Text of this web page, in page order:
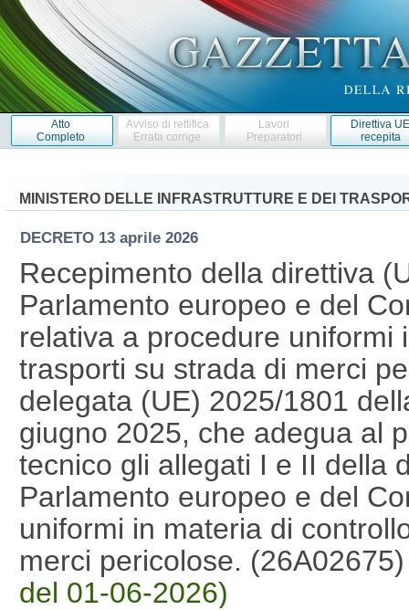
Atto
Completo
Avviso di rettifica
Errata corrige
Lavori
Preparatori
Direttiva
recepita
MINISTERO DELLE INFRASTRUTTURE E DEI
DECRETO 13 aprile 2026
Recepimento della direttiva
Parlamento europeo e del
relativa a procedure uniformi
trasporti su strada di merci
delegata (UE) 2025/1801
giugno 2025, che adegua al
tecnico gli allegati I e II della
Parlamento europeo e del
uniformi in materia di
merci pericolose.
del 01-06-2026)